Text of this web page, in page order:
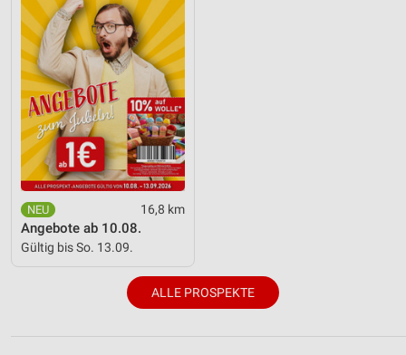
16,8 km
Angebote ab 10.08.
Gültig bis So. 13.09.
ALLE PROSPEKTE